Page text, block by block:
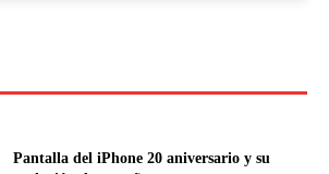
Pantalla del iPhone 20 aniversario y su